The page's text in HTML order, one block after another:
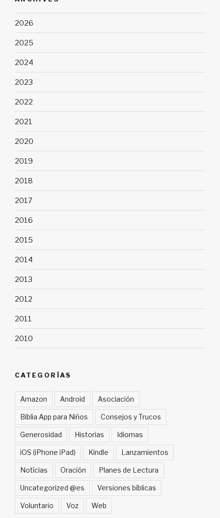
2026
2025
2024
2023
2022
2021
2020
2019
2018
2017
2016
2015
2014
2013
2012
2011
2010
CATEGORÍAS
Amazon Android Asociación
Biblia App para Niños Consejos y Trucos
Generosidad Historias Idiomas
iOS (iPhone iPad) Kindle Lanzamientos
Notícias Oración Planes de Lectura
Uncategorized @es Versiones bíblicas
Voluntario Voz Web